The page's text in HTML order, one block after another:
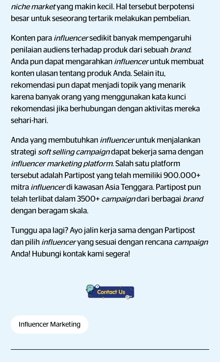
niche marketyang makin kecil. Hal tersebut berpotensi
besar untuk seseorang tertarik melakukan pembelian.
Konten para influencersedikit banyak mempengaruhi
penilaian audiens terhadap produk dari sebuah brand.
Anda pun dapat mengarahkan influenceruntuk membuat
konten ulasan tentang produk Anda. Selain itu,
rekomendasi pun dapat menjadi topik yang menarik
karena banyak orang yang menggunakan kata kunci
rekomendasi jika berhubungan dengan aktivitas mereka
sehari-hari.
Anda yang membutuhkan influenceruntuk menjalankan
strategi soft selling campaigndapat bekerja sama dengan
influencer marketing platform. Salah satu platform
tersebut adalah Partipost yang telah memiliki 900.000+
mitra influencerdi kawasan Asia Tenggara. Partipost pun
telah terlibat dalam 3500+ campaigndari berbagai brand
dengan beragam skala.
Tunggu apa lagi? Ayo jalin kerja sama dengan Partipost
dan pilih influenceryang sesuai dengan rencana campaign
Anda! Hubungi kontak kami segera!
Influencer Marketing